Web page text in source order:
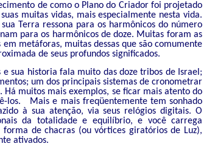
de como o Plano do Criador foi projetado
muitas vidas, mais especialmente nesta vida.
Terra ressona para os harmônicos do número
para os harmônicos de doze. Muitas foram as
metáforas, muitas dessas que são comumente
de seus profundos significados.
e sua historia fala muito das doze tribos de Israel;
um dos principais sistemas de cronometrar
muitos mais exemplos, se ficar mais atento do
los. Mais e mais freqüentemente tem sonhado
à sua atenção, via seus relógios digitais. O
da totalidade e equilíbrio, e você carrega
de chacras (ou vórtices giratórios de Luz),
ativados.